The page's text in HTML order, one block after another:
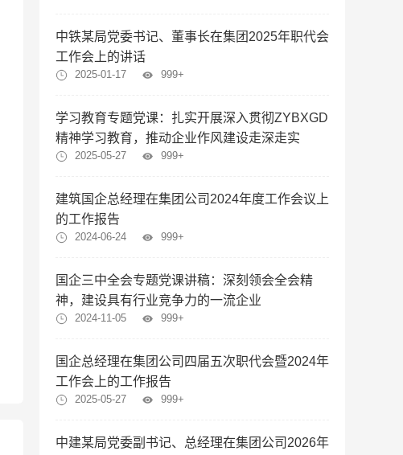
中铁某局党委书记、董事长在集团2025年职代会
工作会上的讲话
2025-01-17 999+
学习教育专题党课：扎实开展深入贯彻ZYBXGD
精神学习教育，推动企业作风建设走深走实
2025-05-27 999+
建筑国企总经理在集团公司2024年度工作会议上
的工作报告
2024-06-24 999+
国企三中全会专题党课讲稿：深刻领会全会精
神，建设具有行业竞争力的一流企业
2024-11-05 999+
国企总经理在集团公司四届五次职代会暨2024年
工作会上的工作报告
2025-05-27 999+
中建某局党委副书记、总经理在集团公司2026年